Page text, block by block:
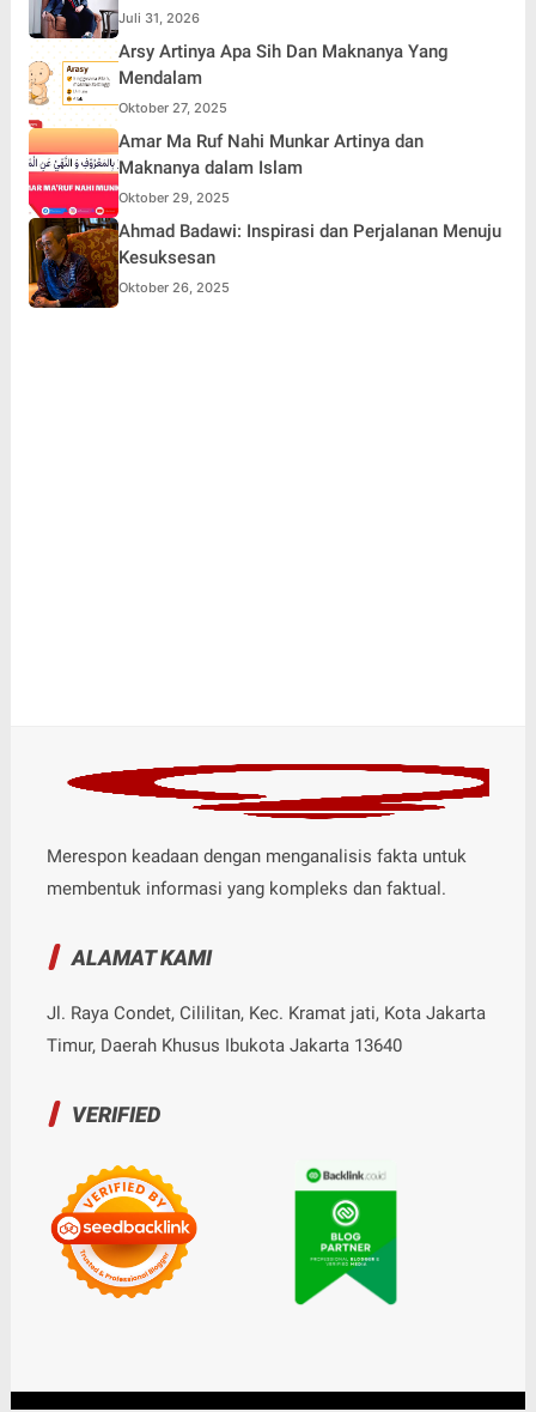
Simpati Publik dan Aksi Main Hakim Sendiri
Juli 31, 2026
Arsy Artinya Apa Sih Dan Maknanya Yang
Mendalam
Oktober 27, 2025
Amar Ma Ruf Nahi Munkar Artinya dan
Maknanya dalam Islam
Oktober 29, 2025
Ahmad Badawi: Inspirasi dan Perjalanan Menuju
Kesuksesan
Oktober 26, 2025
Merespon keadaan dengan menganalisis fakta untuk
membentuk informasi yang kompleks dan faktual.
ALAMAT KAMI
Jl. Raya Condet, Cililitan, Kec. Kramat jati, Kota Jakarta
Timur, Daerah Khusus Ibukota Jakarta 13640
VERIFIED